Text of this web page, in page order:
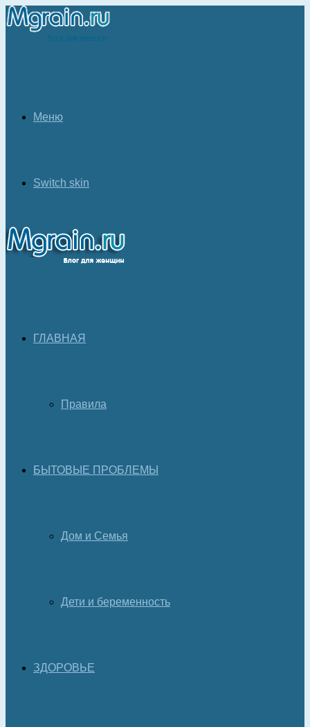
Меню
Switch skin
ГЛАВНАЯ
Правила
БЫТОВЫЕ ПРОБЛЕМЫ
Дом и Семья
Дети и беременность
ЗДОРОВЬЕ